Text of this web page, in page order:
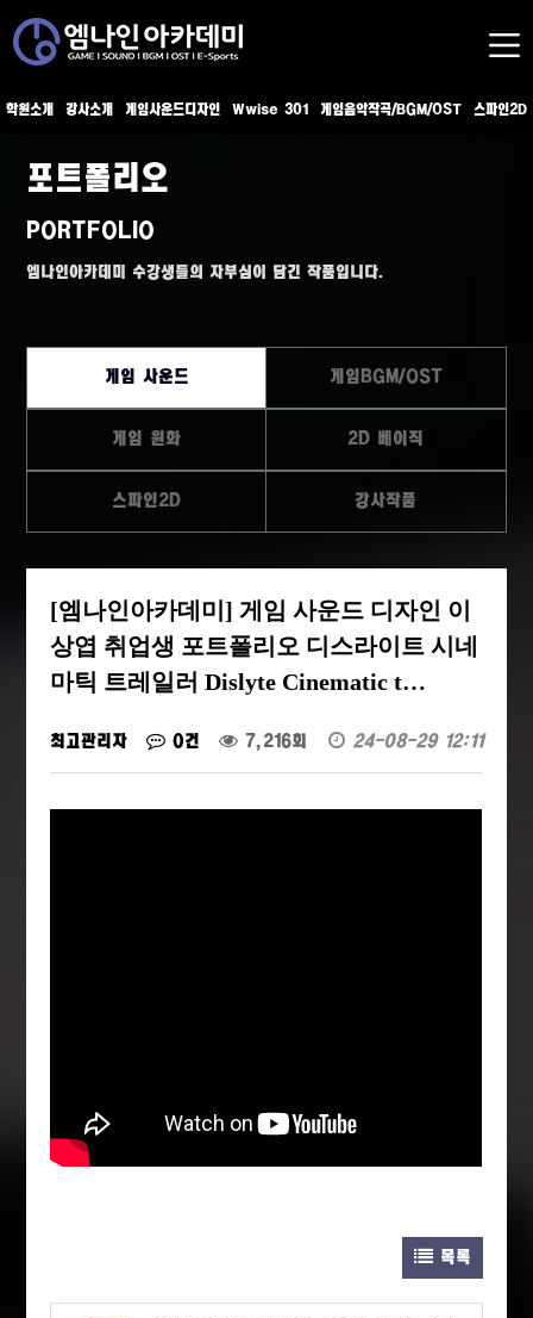
학원소개 강사소개 게임사운드디자인 Wwise 301 게임음악작곡/BGM/OST 스파인2D
포트폴리오
PORTFOLIO
엠나인아카데미 수강생들의 자부심이 담긴 작품입니다.
게임 사운드 게임BGM/OST
게임 원화 2D 베이직
스파인2D 강사작품
[엠나인아카데미] 게임 사운드 디자인 이
상엽 취업생 포트폴리오 디스라이트 시네
마틱 트레일러 Dislyte Cinematic t…
최고관리자 0건 7,216회 24-08-29 12:11
목록